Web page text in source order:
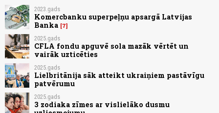
2023.gads
Komercbanku superpeļņu apsargā Latvijas
Banka 7
2025.gads
CFLA fondu apguvē sola mazāk vērtēt un
vairāk uzticēties
2025.gads
Lielbritānija sāk atteikt ukraiņiem pastāvīgu
patvērumu
2025.gads
3 zodiaka zīmes ar vislielāko dusmu